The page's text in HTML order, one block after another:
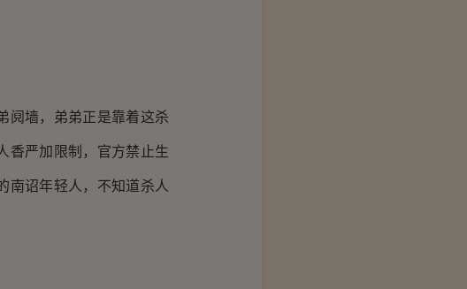
阋墙，弟弟正是靠着这杀
香严加限制，官方禁止生
南诏年轻人，不知道杀人